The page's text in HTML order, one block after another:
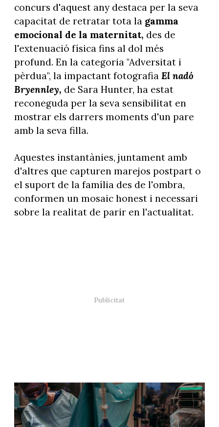
concurs d'aquest any destaca per la seva
capacitat de retratar tota la gamma
emocional de la maternitat, des de
l'extenuació física fins al dol més
profund. En la categoria "Adversitat i
pèrdua", la impactant fotografiaEl nadó
Bryennley, de Sara Hunter, ha estat
reconeguda per la seva sensibilitat en
mostrar els darrers moments d'un pare
amb la seva filla.
Aquestes instantànies, juntament amb
d'altres que capturen marejos postpart o
el suport de la família des de l'ombra,
conformen un mosaic honest i necessari
sobre la realitat de parir en l'actualitat.